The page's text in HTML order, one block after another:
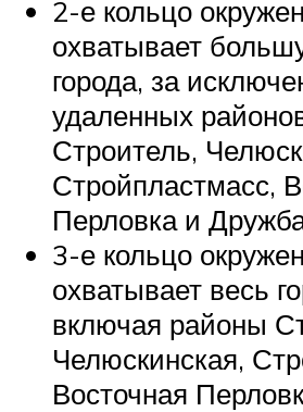
2-е кольцо
охватывает
города, за
удаленных
Строитель,
Стройпластмасс,
Перловка и
3-е кольцо
охватывает весь
включая районы
Челюскинская,
Восточная